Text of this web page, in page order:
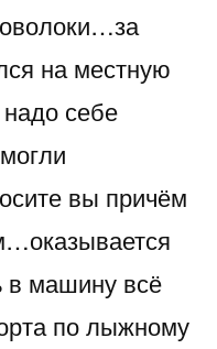
на местную
себе
вы причём
в машину всё
по лыжному